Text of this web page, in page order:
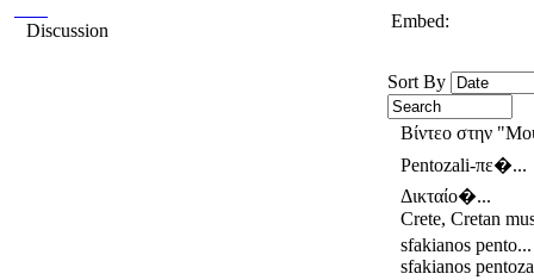
Discussion
Embed:
Sort By
Βίντεο στην
Pentozali-πε�...
Δικταίο�...
Crete, Cretan
sfakianos pento...
sfakianos